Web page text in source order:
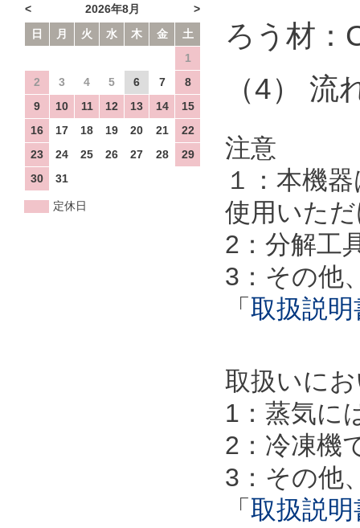
ろう材：
（4） 流
注意
１：本機
使用いた
2：分解工
3：その他
「 取扱説明
取扱いに
1：蒸気に
2：冷凍機
3：その他
「 取扱説明
2026年8月
<
>
日
月 火 水 木 金
土
1
2
3 4 5 6 7
8
9
10 11 12 13 14
15
16
17 18 19 20 21
22
23
24 25 26 27 28
29
30
31
定休日